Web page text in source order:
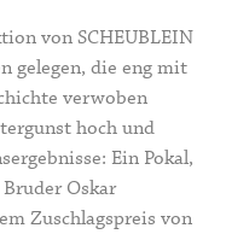
von SCHEUBLEIN
gelegen, die eng mit
verwoben
hoch und
Ein Pokal,
Oskar
Zuschlagspreis von